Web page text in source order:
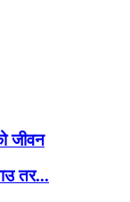
जीवन
तर...